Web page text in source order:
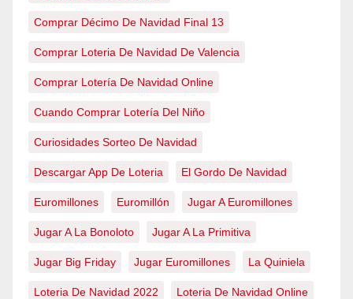
Comprar Décimo De Navidad Final 13
Comprar Loteria De Navidad De Valencia
Comprar Lotería De Navidad Online
Cuando Comprar Lotería Del Niño
Curiosidades Sorteo De Navidad
Descargar App De Loteria El Gordo De Navidad
Euromillones Euromillón Jugar A Euromillones
Jugar A La Bonoloto Jugar A La Primitiva
Jugar Big Friday Jugar Euromillones La Quiniela
Loteria De Navidad 2022 Loteria De Navidad Online